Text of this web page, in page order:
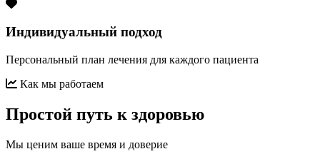
Индивидуальный подход
Персональный план лечения для каждого пациента
Как мы работаем
Простой путь к здоровью
Мы ценим ваше время и доверие